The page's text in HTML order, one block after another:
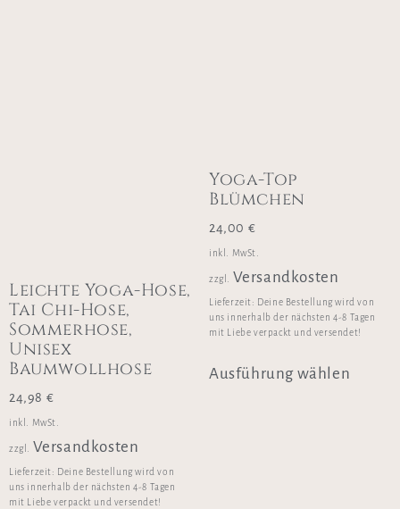
Leichte Yoga-Hose,
Tai Chi-Hose,
Sommerhose,
Unisex
Baumwollhose
24,98 €
inkl. MwSt.
zzgl. Versandkosten
Lieferzeit: Deine Bestellung wird von
uns innerhalb der nächsten 4-8 Tagen
mit Liebe verpackt und versendet!
Yoga-Top
Blümchen
24,00 €
inkl. MwSt.
zzgl. Versandkosten
Lieferzeit: Deine Bestellung wird von
uns innerhalb der nächsten 4-8 Tagen
mit Liebe verpackt und versendet!
Ausführung wählen